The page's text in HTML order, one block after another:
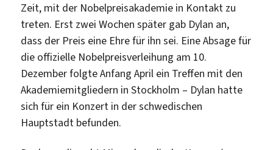
Zeit, mit der Nobelpreisakademie in Kontakt zu
treten. Erst zwei Wochen später gab Dylan an,
dass der Preis eine Ehre für ihn sei. Eine Absage für
die offizielle Nobelpreisverleihung am 10.
Dezember folgte Anfang April ein Treffen mit den
Akademiemitgliedern in Stockholm – Dylan hatte
sich für ein Konzert in der schwedischen
Hauptstadt befunden.